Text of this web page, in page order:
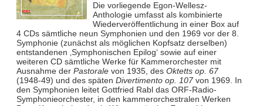
Die vorliegende Egon-Wellesz-
Anthologie umfasst als kombinierte
Wiederveröffentlichung in einer Box auf
4 CDs sämtliche neun Symphonien und den 1969 vor der 8.
Symphonie (zunächst als möglichen Kopfsatz derselben)
entstandenen ‚Symphonischen Epilog‘ sowie auf einer
weiteren CD sämtliche Werke für Kammerorchester mit
Ausnahme der Pastoralevon 1935, des Oktetts op. 67
(1948-49) und des späten Divertimento op. 107von 1969. In
den Symphonien leitet Gottfried Rabl das ORF-Radio-
Symphonieorchester, in den kammerorchestralen Werken